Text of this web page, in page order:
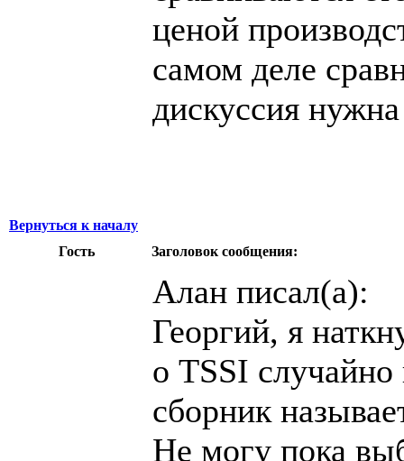
ценой
самом деле
дискуссия
Вернуться к началу
Гость
Заголовок сообщения:
Алан писал(а):
Георгий, я
о TSSI
сборник
Не могу пока